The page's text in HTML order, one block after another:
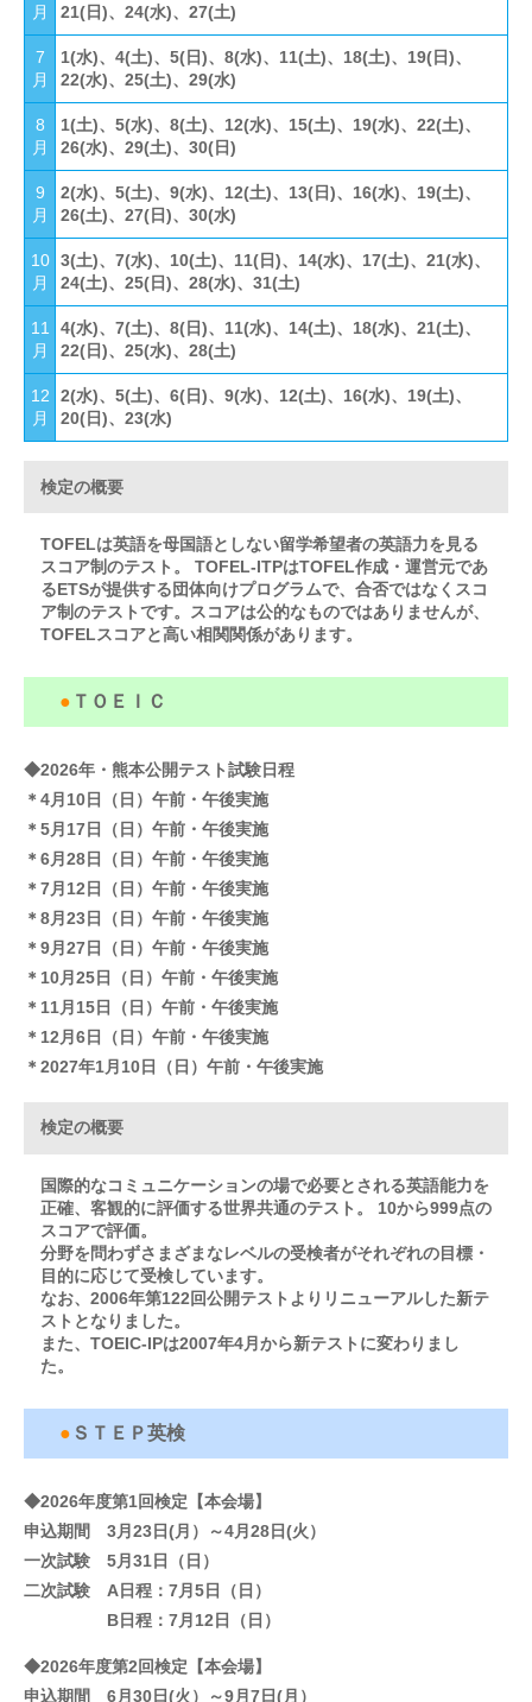
月
21(日)、24(水)、27(土)
7
月
1(水)、4(土)、5(日)、8(水)、11(土)、18(土)、19(日)、
22(水)、25(土)、29(水)
8
月
1(土)、5(水)、8(土)、12(水)、15(土)、19(水)、22(土)、
26(水)、29(土)、30(日)
9
月
2(水)、5(土)、9(水)、12(土)、13(日)、16(水)、19(土)、
26(土)、27(日)、30(水)
10
月
3(土)、7(水)、10(土)、11(日)、14(水)、17(土)、21(水)、
24(土)、25(日)、28(水)、31(土)
11
月
4(水)、7(土)、8(日)、11(水)、14(土)、18(水)、21(土)、
22(日)、25(水)、28(土)
12
月
2(水)、5(土)、6(日)、9(水)、12(土)、16(水)、19(土)、
20(日)、23(水)
検定の概要
TOFELは英語を母国語としない留学希望者の英語力を見る
スコア制のテスト。 TOFEL-ITPはTOFEL作成・運営元であ
るETSが提供する団体向けプログラムで、合否ではなくスコ
ア制のテストです。スコアは公的なものではありませんが、
TOFELスコアと高い相関関係があります。
● ＴＯＥＩＣ
◆2026年・熊本公開テスト試験日程
＊4月10日（日）午前・午後実施
＊5月17日（日）午前・午後実施
＊6月28日（日）午前・午後実施
＊7月12日（日）午前・午後実施
＊8月23日（日）午前・午後実施
＊9月27日（日）午前・午後実施
＊10月25日（日）午前・午後実施
＊11月15日（日）午前・午後実施
＊12月6日（日）午前・午後実施
＊2027年1月10日（日）午前・午後実施
検定の概要
国際的なコミュニケーションの場で必要とされる英語能力を
正確、客観的に評価する世界共通のテスト。 10から999点の
スコアで評価。
分野を問わずさまざまなレベルの受検者がそれぞれの目標・
目的に応じて受検しています。
なお、2006年第122回公開テストよりリニューアルした新テ
ストとなりました。
また、TOEIC-IPは2007年4月から新テストに変わりまし
た。
● ＳＴＥＰ英検
◆2026年度第1回検定【本会場】
申込期間 3月23日(月）～4月28日(火）
一次試験 5月31日（日）
二次試験 A日程：7月5日（日）
B日程：7月12日（日）
◆2026年度第2回検定【本会場】
申込期間 6月30日(火）～9月7日(月）